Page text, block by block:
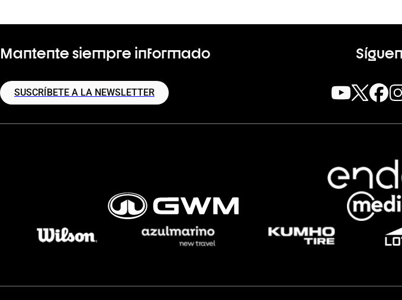
Mantente siempre informado
SUSCRÍBETE A LA NEWSLETTER